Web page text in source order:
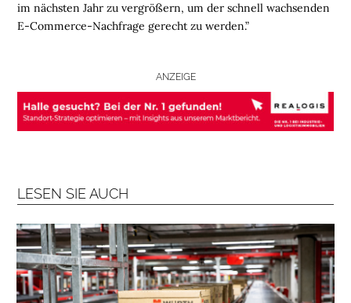
E
N
H
H
T
I
G
K
E
I
T
im nächsten Jahr zu vergrößern, um der schnell wachsenden
E-Commerce-Nachfrage gerecht zu werden.”
ANZEIGE
LESEN SIE AUCH